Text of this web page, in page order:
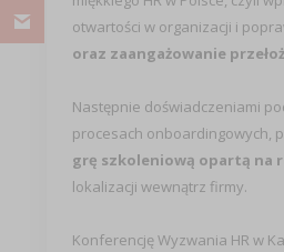
otwartości w organizacji i
oraz zaangażowanie
Następnie doświadczeniami
procesach onboardingowych,
grę szkoleniową opartą na
lokalizacji wewnątrz firmy.
Konferencję Wyzwania HR w